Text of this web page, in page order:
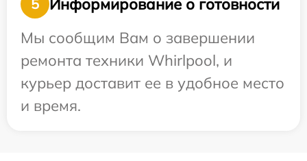
5
Информирование о готовности
Мы сообщим Вам о завершении
ремонта техники Whirlpool, и
курьер доставит ее в удобное место
и время.